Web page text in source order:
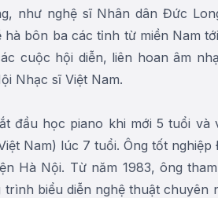
như nghệ sĩ Nhân dân Đức
hà bôn ba các tỉnh từ miền Nam
cuộc hội diễn, liên hoan âm
Nhạc sĩ Việt Nam.
đầu học piano khi mới 5 tuổi
Nam) lúc 7 tuổi. Ông tốt
Hà Nội. Từ năm 1983, ông
biểu diễn nghệ thuật chuyên